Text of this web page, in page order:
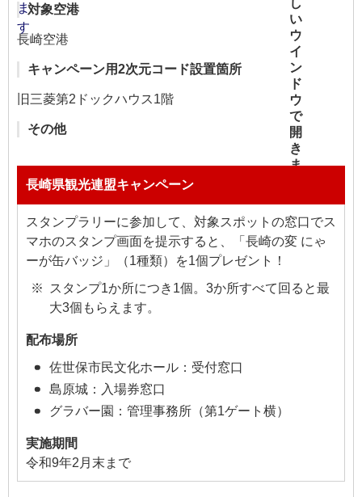
対象空港
長崎空港
キャンペーン用2次元コード設置箇所
旧三菱第2ドックハウス1階
その他
長崎県観光連盟キャンペーン
スタンプラリーに参加して、対象スポットの窓口でス
マホのスタンプ画面を提示すると、「長崎の変 にゃ
ーが缶バッジ」（1種類）を1個プレゼント！
スタンプ1か所につき1個。3か所すべて回ると最
大3個もらえます。
配布場所
佐世保市民文化ホール：受付窓口
島原城：入場券窓口
グラバー園：管理事務所（第1ゲート横）
実施期間
令和9年2月末まで